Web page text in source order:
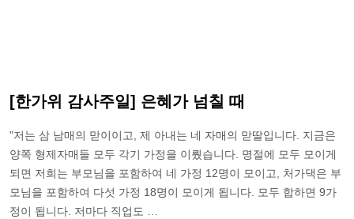
[한가위 감사주일] 은혜가 넘칠 때
"저는 삼 남매의 맏이이고, 제 아내는 네 자매의 맏딸입니다. 지금은
양쪽 형제자매들 모두 각기 가정을 이뤘습니다. 명절에 모두 모이게
되면 저희는 부모님을 포함하여 네 가정 12명이 모이고, 처가댁은 부
모님을 포함하여 다섯 가정 18명이 모이게 됩니다. 모두 합하면 9가
정이 됩니다. 저마다 직업도 …